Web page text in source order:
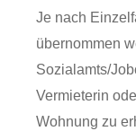
Je nach
übernommen
Sozialamts/
Vermieterin
Wohnung zu